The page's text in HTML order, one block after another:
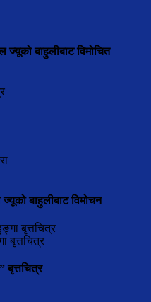
बाहुलीबाट विमोचित
बाहुलीबाट विमोचन
बृत्तचित्र
बृत्तचित्र